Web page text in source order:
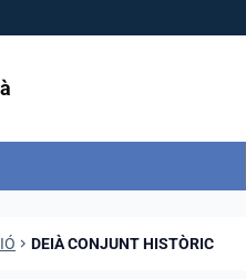
CHEVRON_RIGHT DEIÀ CONJUNT HISTÒRIC